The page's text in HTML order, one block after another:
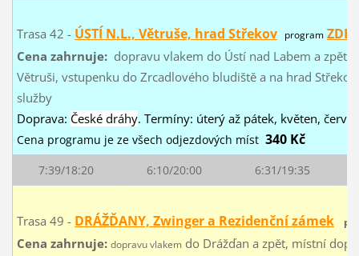
Trasa 42 - ÚSTÍ N.L., Větruše, hrad Střekov program ZDE
Cena zahrnuje:dopravu vlakem do Ústí nad Labem a zpět,
Větruši, vstupenku do Zrcadlového bludiště a na hrad
služby
Doprava: České dráhy. Termíny: úterý až pátek, květen,
Cena programu je ze všech odjezdových míst 340 Kč
7:39/18:20 6:10/20:00 6:31/19:35
Trasa 49 - DRÁŽĎANY, Zwinger a Rezidenční zámek
Cena zahrnuje: dopravu vlakem do Drážďan a zpět, místní